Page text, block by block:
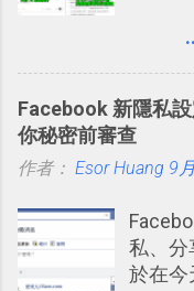
2016/
2016/
技！最
學
急時間
用
2017/
旅行？
要準
練習的
的卡片
樣的軟
（
打造一
Facebook 新隱私
你秘密前審查
作者： Esor Huang 9
私、分
於在今